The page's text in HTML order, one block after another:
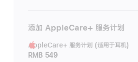
添加 AppleCare+ 服务计划
AppleCare+ 服务计划 (适用于耳机)
RMB 549